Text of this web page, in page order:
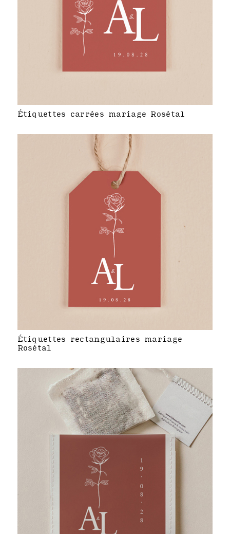
Étiquettes carrées mariage Rosétal
Étiquettes rectangulaires mariage
Rosétal